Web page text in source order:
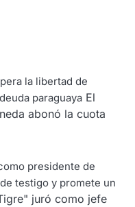
la libertad de
paraguaya El
abonó la cuota
presidente de
testigo y promete un
juró como jefe